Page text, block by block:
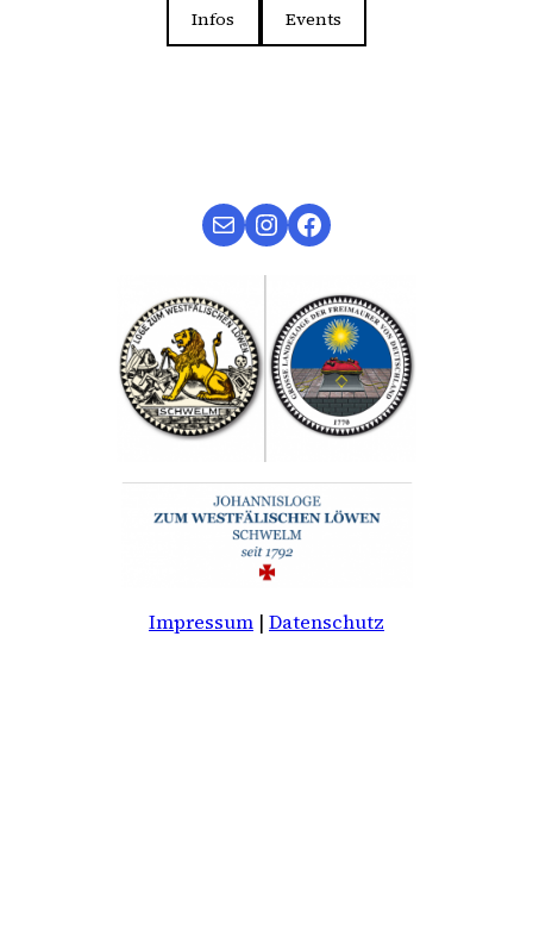
Infos Events
MailInstagram
Facebook
Impressum | Datenschutz